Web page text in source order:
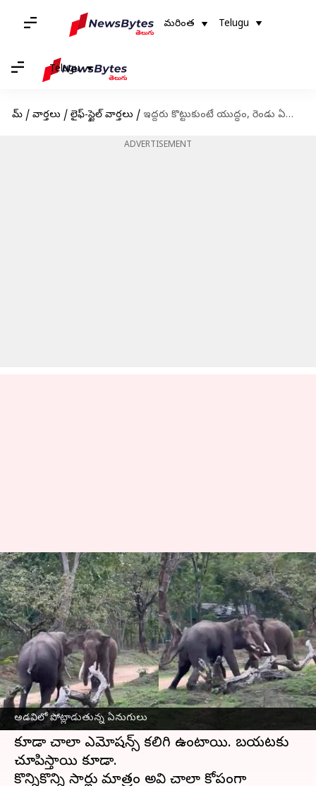
మరింత Telugu
Telugu
హోమ్ / వార్తలు / లైఫ్-స్టైల్ వార్తలు / ఇద్దరు కొట్టుకుంటే యుద్ధం, రెండు ఏనుగులు కొట్టుకుంటే ఏమంటారో మీరే చూడండి
ADVERTISEMENT
అడవిలో పోట్లాడుతున్న ఏనుగులు
ఇద్దరు కొట్టుకుంటే యుద్ధం, రెండు
ఏనుగులు కొట్టుకుంటే ఏమంటారో
మీరే చూడండి
వ్రాసిన వారు Sriram Pranateja May 08, 2023 11:38 am
ఈ వార్తాకథనం ఏంటి
ఏనుగులుఎంత భారీగా ఉన్నా, వాటి మనసు నిర్మలంగా
ఉంటుందని అంటారు. మనుషుల వలే ఏనుగులు
కూడా చాలా ఎమోషన్స్ కలిగి ఉంటాయి. బయటకు
చూపిస్తాయి కూడా.
కొన్నికొన్ని సార్లు మాత్రం అవి చాలా కోపంగా